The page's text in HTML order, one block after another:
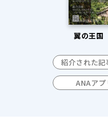
翼の王国
紹介された
ANAア